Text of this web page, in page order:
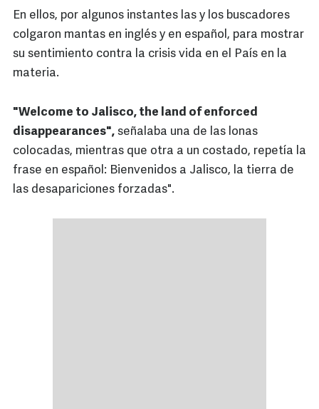
En ellos, por algunos instantes las y los buscadores
colgaron mantas en inglés y en español, para mostrar
su sentimiento contra la crisis vida en el País en la
materia.
"Welcome to Jalisco, the land of enforced
disappearances", señalaba una de las lonas
colocadas, mientras que otra a un costado, repetía la
frase en español: Bienvenidos a Jalisco, la tierra de
las desapariciones forzadas".